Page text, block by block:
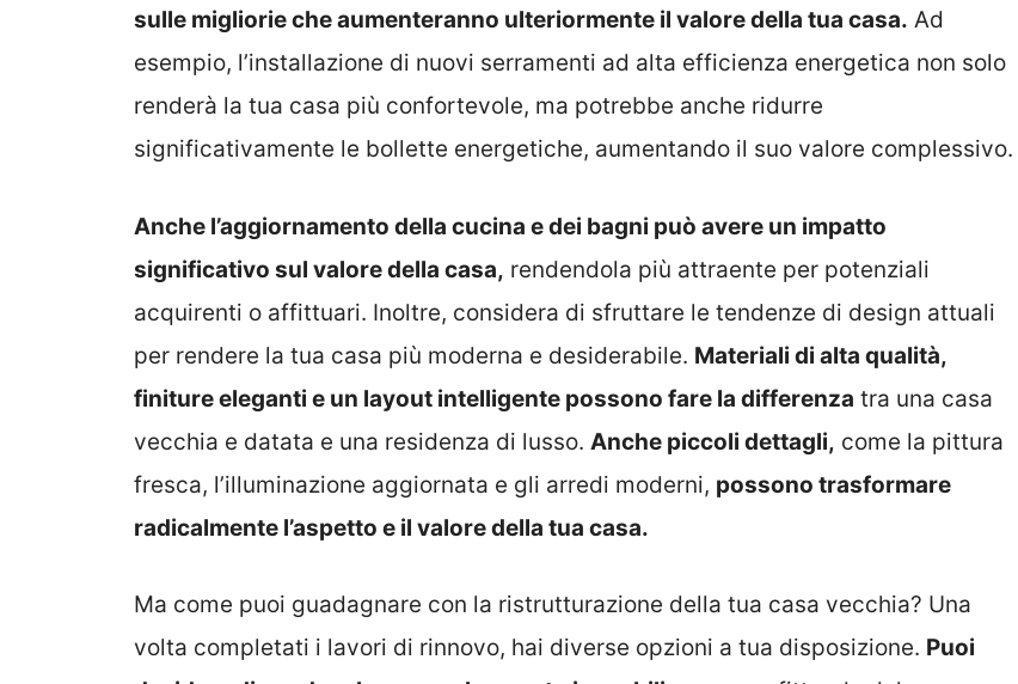
sulle migliorie che aumenteranno ulteriormente il valore della tua casa. Ad
esempio, l’installazione di nuovi serramenti ad alta efficienza energetica non solo
renderà la tua casa più confortevole, ma potrebbe anche ridurre
significativamente le bollette energetiche, aumentando il suo valore complessivo.
Anche l’aggiornamento della cucina e dei bagni può avere un impatto
significativo sul valore della casa, rendendola più attraente per potenziali
acquirenti o affittuari. Inoltre, considera di sfruttare le tendenze di design attuali
per rendere la tua casa più moderna e desiderabile. Materiali di alta qualità,
finiture eleganti e un layout intelligente possono fare la differenza tra una casa
vecchia e datata e una residenza di lusso. Anche piccoli dettagli, come la pittura
fresca, l’illuminazione aggiornata e gli arredi moderni, possono trasformare
radicalmente l’aspetto e il valore della tua casa.
Ma come puoi guadagnare con la ristrutturazione della tua casa vecchia? Una
volta completati i lavori di rinnovo, hai diverse opzioni a tua disposizione. Puoi